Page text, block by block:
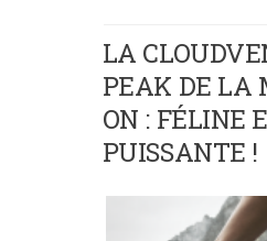
LA
PEAK DE LA
ON : FÉLINE
PUISSANTE !